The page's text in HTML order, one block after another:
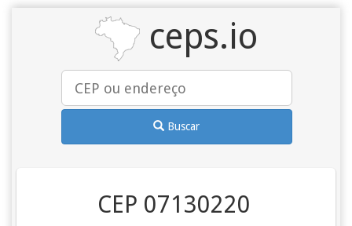
ceps.io
Buscar
CEP 07130220